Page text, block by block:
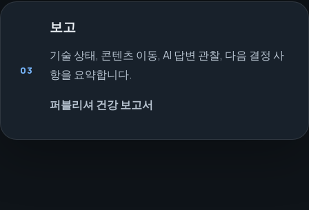
03
보고
기술 상태, 콘텐츠 이동, AI 답변 관찰, 다음 결정 사
항을 요약합니다.
퍼블리셔 건강 보고서